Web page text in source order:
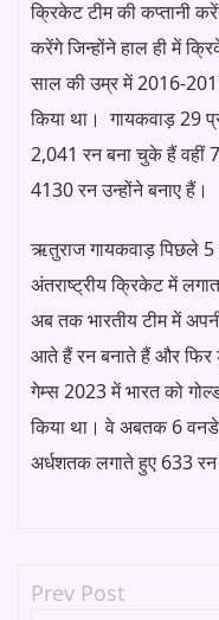
क्रिकेट टीम की कप्तानी
करेंगे जिन्होंने हाल ही में
साल की उम्र में 2016-
किया था। गायकवाड़ 29
2,041 रन बना चुके हैं वहीं
4130 रन उन्होंने बनाए हैं।
ऋतुराज गायकवाड़ पिछले
अंतराष्ट्रीय क्रिकेट में
अब तक भारतीय टीम में
आते हैं रन बनाते हैं और फिर
गेम्स 2023 में भारत को
किया था। वे अबतक 6
अर्धशतक लगाते हुए 633
Prev Post